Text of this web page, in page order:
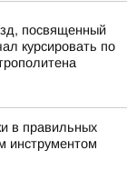
посвященный
курсировать по
в правильных
инструментом